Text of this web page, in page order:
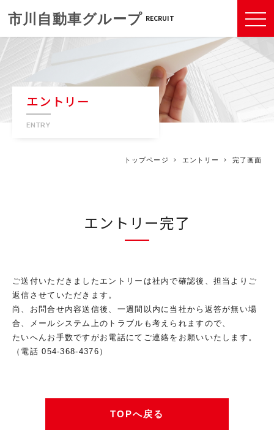
RECRUIT
エントリー
ENTRY
トップページ エントリー 完了画面
エントリー完了
ご送付いただきましたエントリーは社内で確認後、担当よりご
返信させていただきます。
尚、お問合せ内容送信後、一週間以内に当社から返答が無い場
合、メールシステム上のトラブルも考えられますので、
たいへんお手数ですがお電話にてご連絡をお願いいたします。
（電話054-368-4376 ）
TOPへ戻る